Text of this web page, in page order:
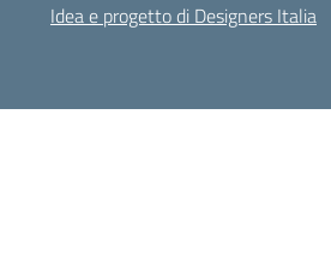
Idea e progetto di Designers Italia